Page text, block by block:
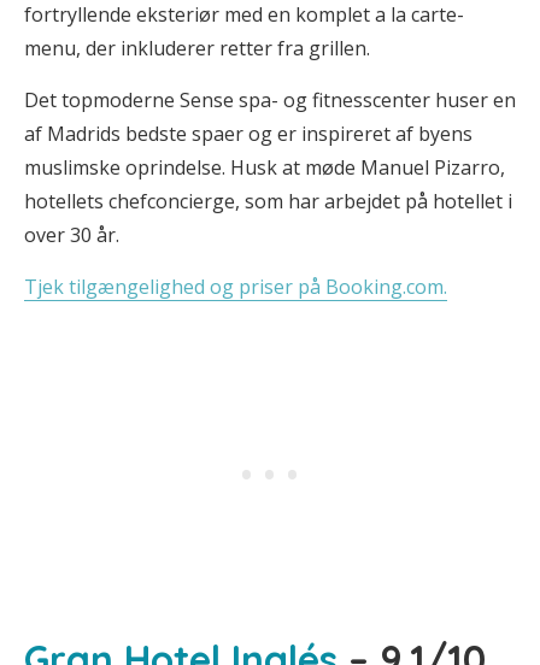
fortryllende eksteriør med en komplet a la carte-
menu, der inkluderer retter fra grillen.
Det topmoderne Sense spa- og fitnesscenter huser en
af Madrids bedste spaer og er inspireret af byens
muslimske oprindelse. Husk at møde Manuel Pizarro,
hotellets chefconcierge, som har arbejdet på hotellet i
over 30 år.
Tjek tilgængelighed og priser på Booking.com.